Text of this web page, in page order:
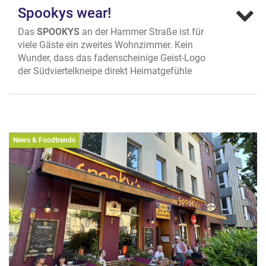
Spookys wear!
Das SPOOKYS an der Hammer Straße ist für
viele Gäste ein zweites Wohnzimmer. Kein
Wunder, dass das fadenscheinige Geist-Logo
der Südviertelkneipe direkt Heimatgefühle
optisch zu seiner Stammkneipe bekennen. T-
Dezember unter
shop.markenstickerei./shops/spookys.
News & Foodtrends